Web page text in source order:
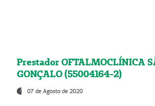
Prestador OFTALMOCLÍNICA
GONÇALO (55004164-2)
07 de Agosto de 2020